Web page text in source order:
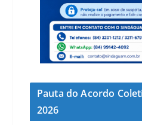
Pauta do Acordo
2026